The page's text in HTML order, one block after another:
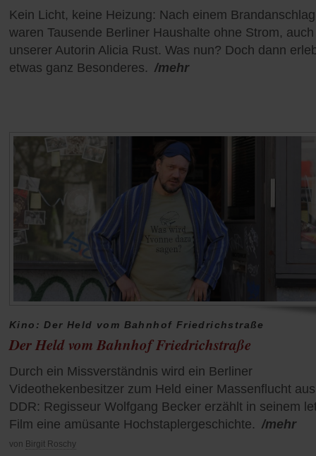
Kein Licht, keine Heizung: Nach einem Brandanschlag
waren Tausende Berliner Haushalte ohne Strom,
unserer Autorin Alicia Rust. Was nun? Doch dann
etwas ganz Besonderes. /mehr
Kino: Der Held vom Bahnhof Friedrichstraße
Der Held vom Bahnhof Friedrichstraße
Durch ein Missverständnis wird ein Berliner
Videothekenbesitzer zum Held einer Massenflucht
DDR: Regisseur Wolfgang Becker erzählt in seinem
Film eine amüsante Hochstaplergeschichte. /mehr
von Birgit Roschy